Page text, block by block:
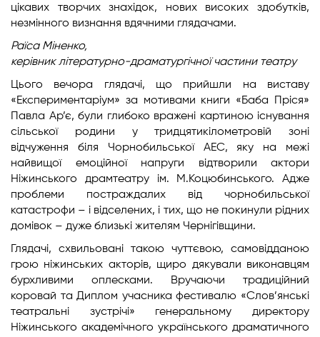
цікавих творчих знахідок, нових високих здобутків,
незмінного визнання вдячними глядачами.
Раїса Міненко,
керівник літературно-драматургічної частини театру
Цього вечора глядачі, що прийшли на виставу
«Експериментаріум» за мотивами книги «Баба Пріся»
Павла Ар’є, були глибоко вражені картиною існування
сільської родини у тридцятикілометровій зоні
відчуження біля Чорнобильської АЕС, яку на межі
найвищої емоційної напруги відтворили актори
Ніжинського драмтеатру ім. М.Коцюбинського. Адже
проблеми постраждалих від чорнобильської
катастрофи – і відселених, і тих, що не покинули рідних
домівок – дуже близькі жителям Чернігівщини.
Глядачі, схвильовані такою чуттєвою, самовідданою
грою ніжинських акторів, щиро дякували виконавцям
бурхливими оплесками. Вручаючи традиційний
коровай та Диплом учасника фестивалю «Слов’янські
театральні зустрічі» генеральному директору
Ніжинського академічного українського драматичного